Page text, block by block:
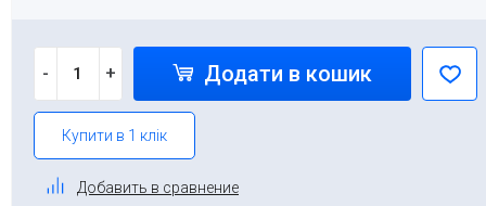
- + Додати в кошик
Купити в 1 клік
Добавить в сравнение